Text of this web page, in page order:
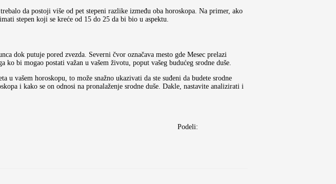
da postoji više od pet stepeni razlike između oba horoskopa. Na primer, ako
stepen koji se kreće od 15 do 25 da bi bio u aspektu.
dok putuje pored zvezda. Severni čvor označava mesto gde Mesec prelazi
bi mogao postati važan u vašem životu, poput vašeg budućeg srodne duše.
u vašem horoskopu, to može snažno ukazivati da ste suđeni da budete srodne
i kako se on odnosi na pronalaženje srodne duše. Dakle, nastavite analizirati i
Podeli: